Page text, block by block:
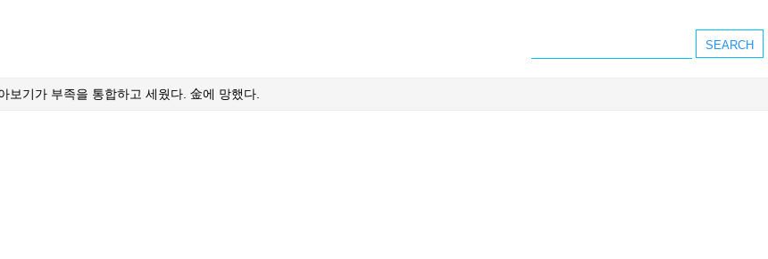
기가 부족을 통합하고 세웠다. 金에 망했다.